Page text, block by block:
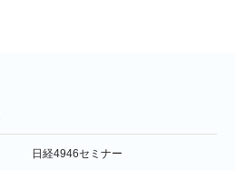
日経4946セミナー